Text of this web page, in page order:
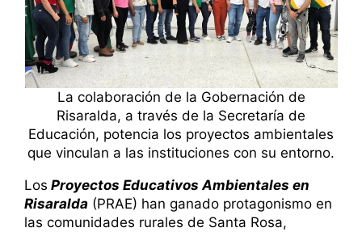
La colaboración de la Gobernación de
Risaralda, a través de la Secretaría de
Educación, potencia los proyectos ambientales
que vinculan a las instituciones con su entorno.
Los Proyectos Educativos Ambientales en
Risaralda (PRAE) han ganado protagonismo en
las comunidades rurales de Santa Rosa,